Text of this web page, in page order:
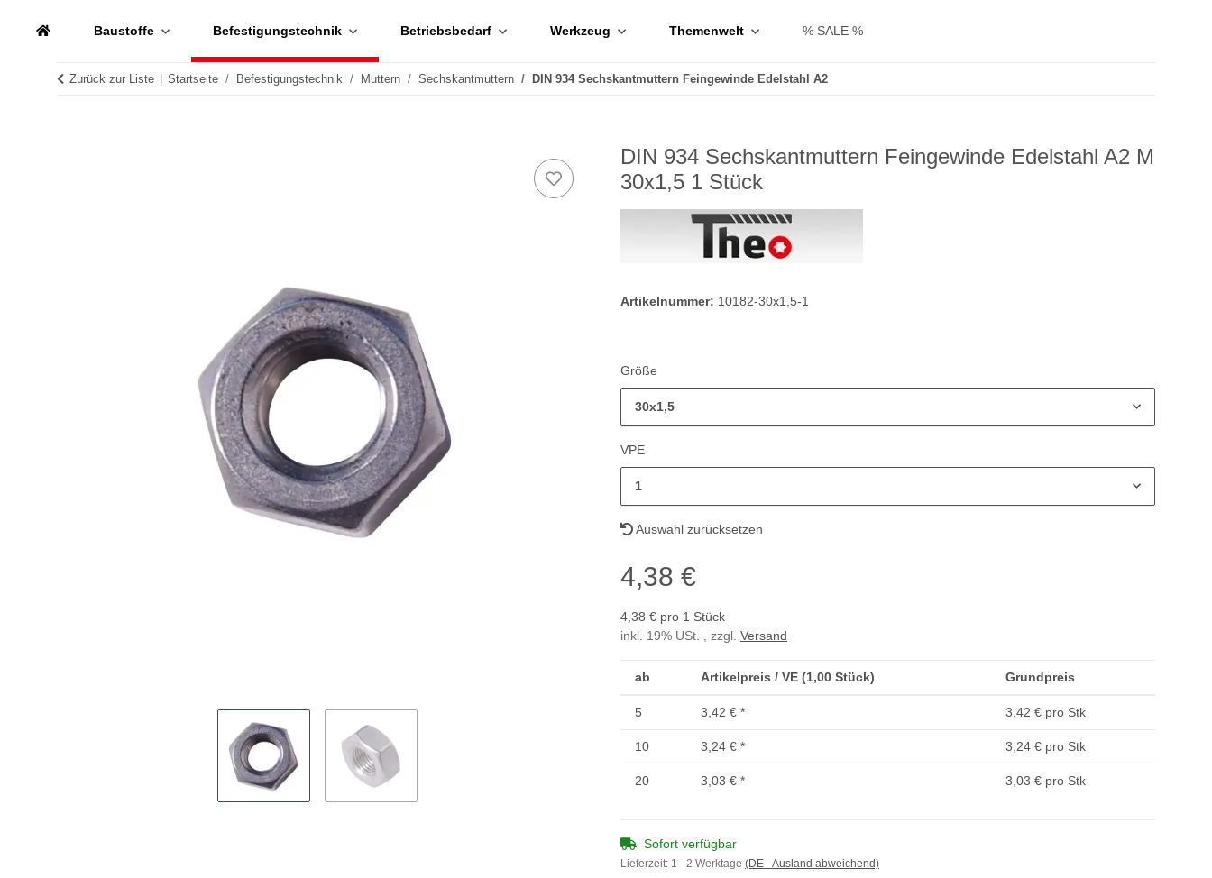
Baustoffe Befestigungstechnik Betriebsbedarf Werkzeug Themenwelt % SALE %
Zurück zur Liste Startseite Befestigungstechnik Muttern Sechskantmuttern DIN 934 Sechskantmuttern Feingewinde Edelstahl A2
DIN 934 Sechskantmuttern Feingewinde Edelstahl A2 M
30x1,5 1 Stück
Artikelnummer: 10182-30x1,5-1
Größe
30x1,5
VPE
1
Auswahl zurücksetzen
4,38 €
4,38 € pro 1 Stück
inkl. 19% USt. , zzgl. Versand
ab Artikelpreis / VE (1,00 Stück) Grundpreis
5 3,42 € * 3,42 € pro Stk
10 3,24 € * 3,24 € pro Stk
20 3,03 € * 3,03 € pro Stk
Sofort verfügbar
Lieferzeit: 1 - 2 Werktage (DE - Ausland abweichend)